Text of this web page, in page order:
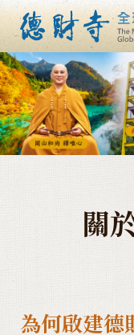
關於啟建德
開山宗師釋
開山住持釋
法脈因緣(請
關
為何啟建德